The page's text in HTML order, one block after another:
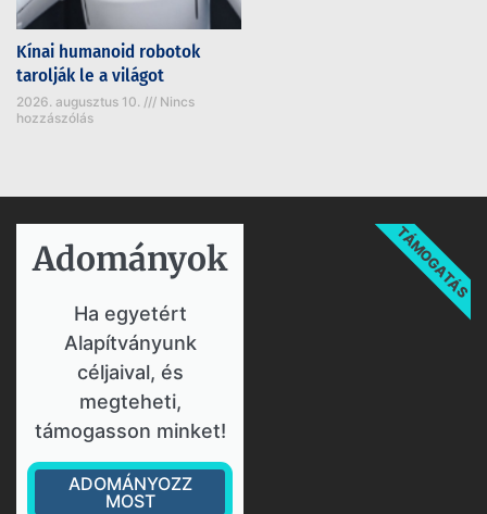
Kínai humanoid robotok
tarolják le a világot
2026. augusztus 10.
Nincs
hozzászólás
Adományok​
Ha egyetért
Alapítványunk
céljaival, és
megteheti,
támogasson minket!
ADOMÁNYOZZ
MOST
TÁMOGATÁS